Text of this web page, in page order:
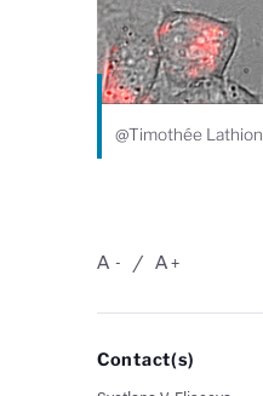
@Timothée Lathion
-
A +
A
Contact(s)